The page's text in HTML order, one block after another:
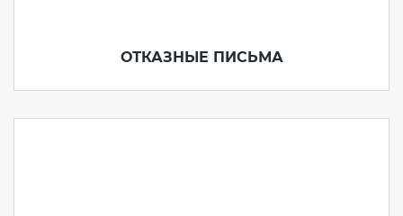
ОТКАЗНЫЕ ПИСЬМА